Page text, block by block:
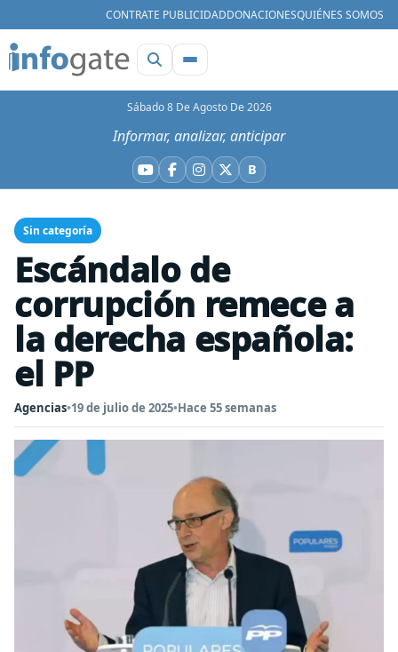
CONTRATE PUBLICIDADDONACIONESQUIÉNES SOMOS
Sábado 8 De Agosto De 2026
Informar, analizar, anticipar
YouTube
Facebook
Instagram
X BBluesky
Sin categoría
Escándalo de
corrupción remece a
la derecha española:
el PP
Agencias•19 de julio de 2025•Hace 55 semanas